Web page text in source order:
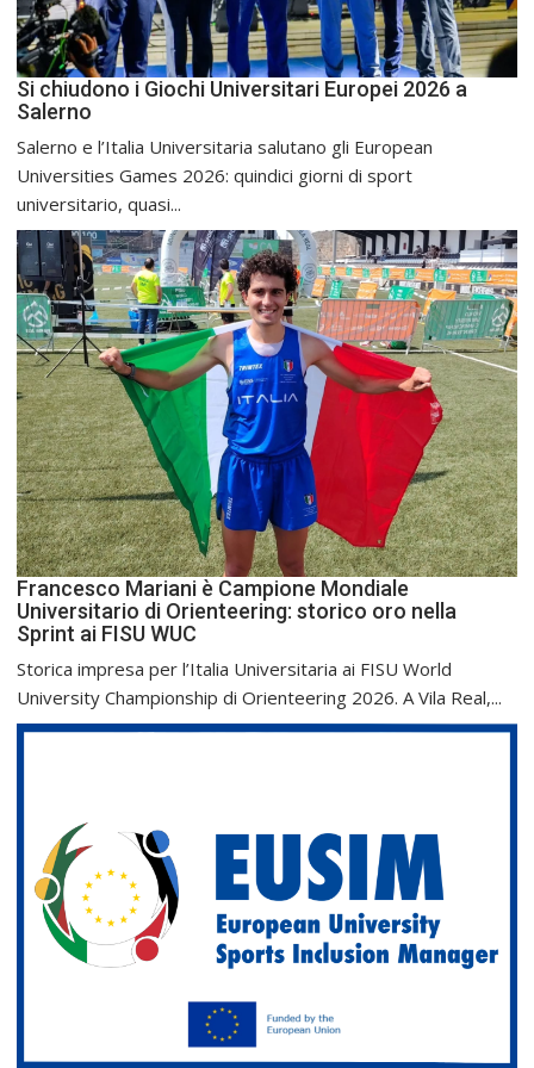
Si chiudono i Giochi Universitari Europei 2026 a
Salerno
Salerno e l’Italia Universitaria salutano gli European
Universities Games 2026: quindici giorni di sport
universitario, quasi...
Francesco Mariani è Campione Mondiale
Universitario di Orienteering: storico oro nella
Sprint ai FISU WUC
Storica impresa per l’Italia Universitaria ai FISU World
University Championship di Orienteering 2026. A Vila Real,...